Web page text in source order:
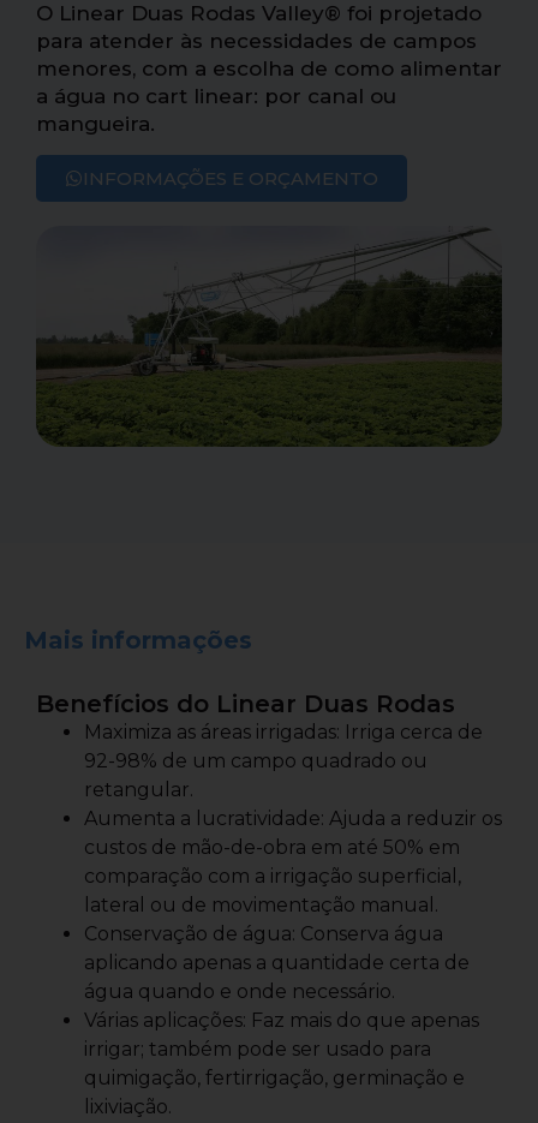
O Linear Duas Rodas Valley® foi projetado
para atender às necessidades de campos
menores, com a escolha de como alimentar
a água no cart linear: por canal ou
mangueira.
INFORMAÇÕES E ORÇAMENTO
Mais informações
Benefícios do Linear Duas Rodas
Maximiza as áreas irrigadas: Irriga cerca de
92-98% de um campo quadrado ou
retangular.
Aumenta a lucratividade: Ajuda a reduzir os
custos de mão-de-obra em até 50% em
comparação com a irrigação superficial,
lateral ou de movimentação manual.
Conservação de água: Conserva água
aplicando apenas a quantidade certa de
água quando e onde necessário.
Várias aplicações: Faz mais do que apenas
irrigar; também pode ser usado para
quimigação, fertirrigação, germinação e
lixiviação.